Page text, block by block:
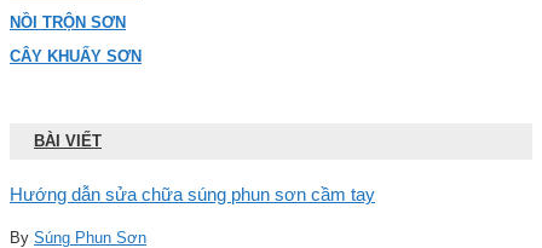
NỒI TRỘN SƠN
CÂY KHUẤY SƠN
BÀI VIẾT
Hướng dẫn sửa chữa súng phun sơn cầm tay
By Súng Phun Sơn